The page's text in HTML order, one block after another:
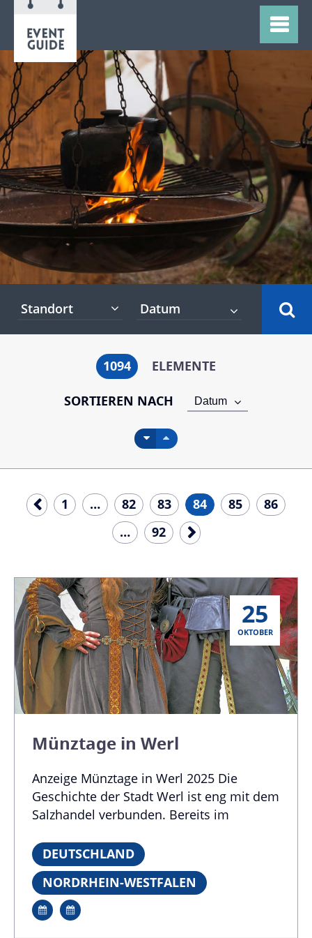
Standort
1094
ELEMENTE
SORTIEREN NACH
Datum
1 … 82 83 84 85
86
…
92
25
OKTOBER
Münztage in Werl
Anzeige Münztage in Werl 2025 Die
Geschichte der Stadt Werl ist eng mit dem
Salzhandel verbunden. Bereits im
Rolle in der Wirtschaft der Stadt. Der
Salzhandel brachte Werl großen Reichtum
und machte die Stadt zu einem
bedeutenden Handelszentrum. Zwei Tage
lang erinnert die Stadt Werl an die Zeiten,
DEUTSCHLAND
NORDRHEIN-WESTFALEN